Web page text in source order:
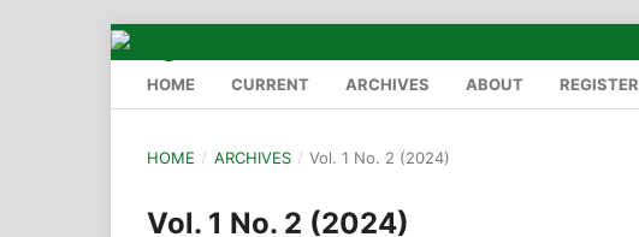
HOME CURRENT ARCHIVES ABOUT REGISTER
HOME / ARCHIVES / Vol. 1 No. 2 (2024)
Vol. 1 No. 2 (2024)